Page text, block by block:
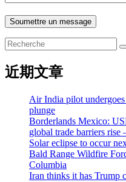
Soumettre un message
近期文章
Air India pilot
plunge
Borderlands Mexico:
global trade barriers rise
Solar eclipse to occur
Bald Range Wildfire
Columbia
Iran thinks it has Trump